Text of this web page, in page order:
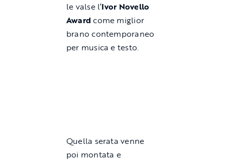
le valse l’Ivor Novello
Award come miglior
brano contemporaneo
per musica e testo.
Quella serata venne
poi montata e